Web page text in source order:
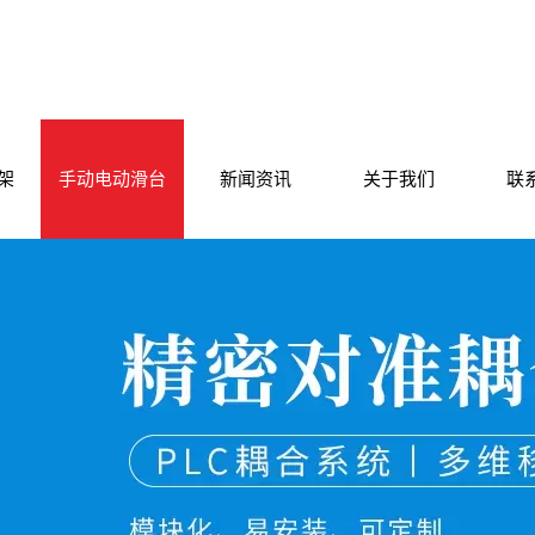
手动电动滑台 新闻资讯 关于我们 联